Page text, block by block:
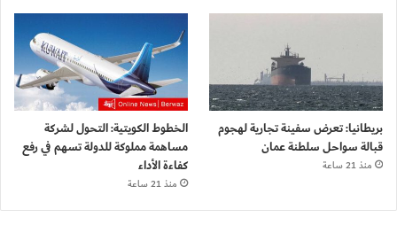
بريطانيا: تعرض سفينة تجارية لهجوم
قبالة سواحل سلطنة عمان
منذ 21 ساعة
الخطوط الكويتية: التحول لشركة
مساهمة مملوكة للدولة تسهم في رفع
كفاءة الأداء
منذ 21 ساعة